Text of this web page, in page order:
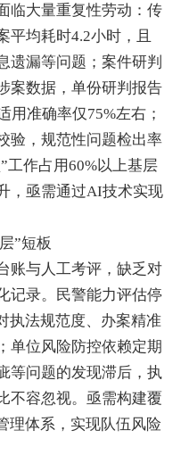
临大量重复性劳动：传
平均耗时4.2小时，且
遗漏等问题；案件研判
案数据，单份研判报告
用准确率仅75%左右；
验，规范性问题检出率
工作占用60%以上基层
，亟需通过AI技术实现
”短板
账与人工考评，缺乏对
记录。民警能力评估停
执法规范度、办案精准
单位风险防控依赖定期
等问题的发现滞后，执
不容忽视。亟需构建覆
理体系，实现队伍风险